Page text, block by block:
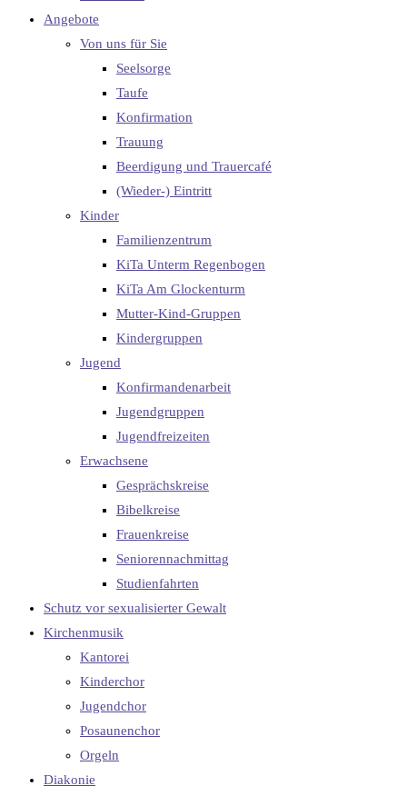
Angebote
Von uns für Sie
Seelsorge
Taufe
Konfirmation
Trauung
Beerdigung und Trauercafé
(Wieder-) Eintritt
Kinder
Familienzentrum
KiTa Unterm Regenbogen
KiTa Am Glockenturm
Mutter-Kind-Gruppen
Kindergruppen
Jugend
Konfirmandenarbeit
Jugendgruppen
Jugendfreizeiten
Erwachsene
Gesprächskreise
Bibelkreise
Frauenkreise
Seniorennachmittag
Studienfahrten
Schutz vor sexualisierter Gewalt
Kirchenmusik
Kantorei
Kinderchor
Jugendchor
Posaunenchor
Orgeln
Diakonie